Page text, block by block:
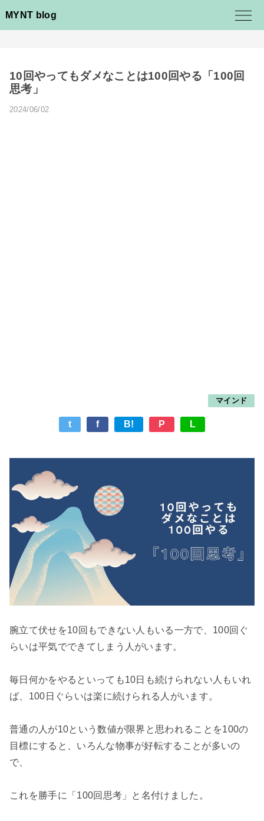
MYNT blog
10回やってもダメなことは100回やる「100回
思考」
2024/06/02
マインド
t f B! P L
腕立て伏せを10回もできない人もいる一方で、100回ぐ
らいは平気でできてしまう人がいます。
毎日何かをやるといっても10日も続けられない人もいれ
ば、100日ぐらいは楽に続けられる人がいます。
普通の人が10という数値が限界と思われることを100の
目標にすると、いろんな物事が好転することが多いの
で、
これを勝手に「100回思考」と名付けました。